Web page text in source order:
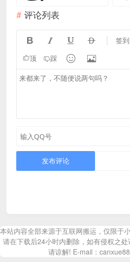
评论列表
    签到
顶 踩  
发布评论
本站内容全部来源于互联网搬运，仅限于
请在下载后24小时内删除，如有侵权之
请谅解! E-mail：